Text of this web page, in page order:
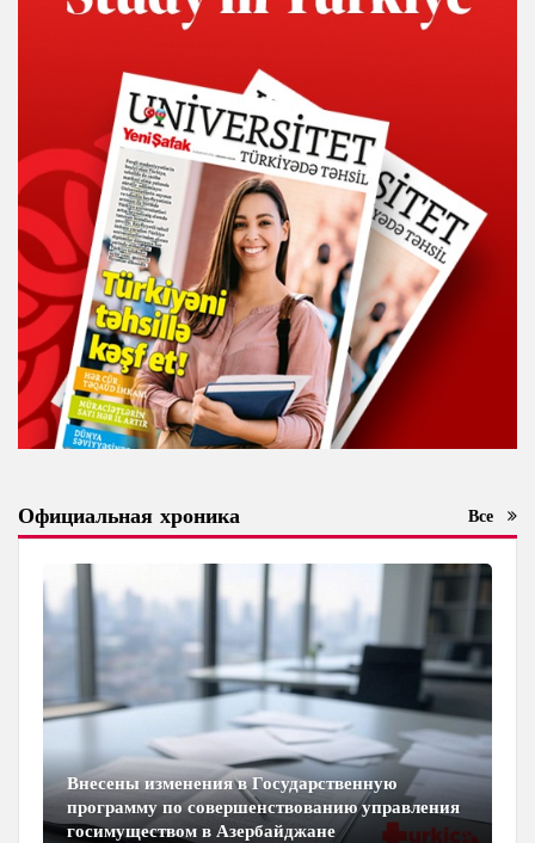
Официальная хроника Все
Внесены изменения в Государственную
программу по совершенствованию управления
госимуществом в Азербайджане